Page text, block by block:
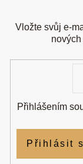
Vložte svůj e-
Přihlášením
Přihlásit